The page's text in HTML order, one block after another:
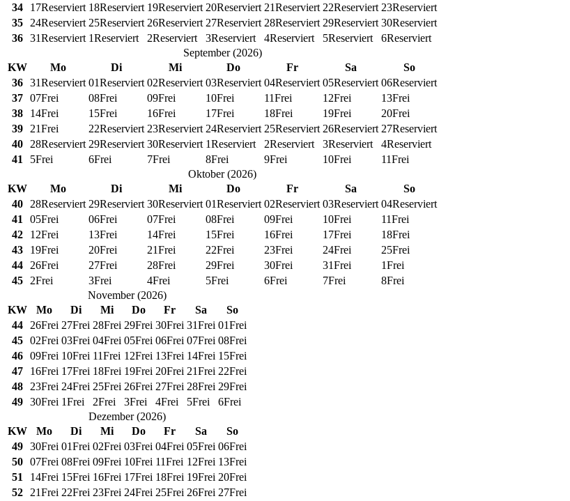
34
17Reserviert 18Reserviert 19Reserviert 20Reserviert 21Reserviert 22Reserviert 23Reserviert
35
24Reserviert 25Reserviert 26Reserviert 27Reserviert 28Reserviert 29Reserviert 30Reserviert
36 31Reserviert 1Reserviert 2Reserviert 3Reserviert 4Reserviert 5Reserviert 6Reserviert
September(2026)
KW
Mo Di Mi Do Fr Sa
So
36 31Reserviert 01Reserviert 02Reserviert 03Reserviert 04Reserviert 05Reserviert 06Reserviert
37 07Frei 08Frei 09Frei 10Frei 11Frei 12Frei 13Frei
38
14Frei 15Frei 16Frei 17Frei 18Frei 19Frei 20Frei
39
21Frei 22Reserviert 23Reserviert 24Reserviert 25Reserviert 26Reserviert 27Reserviert
40
28Reserviert 29Reserviert 30Reserviert 1Reserviert 2Reserviert 3Reserviert 4Reserviert
41
5Frei 6Frei 7Frei 8Frei 9Frei 10Frei 11Frei
Oktober(2026)
KW
Mo Di Mi Do Fr Sa
So
40
28Reserviert 29Reserviert 30Reserviert 01Reserviert 02Reserviert 03Reserviert 04Reserviert
41
05Frei 06Frei 07Frei 08Frei 09Frei 10Frei 11Frei
42
12Frei 13Frei 14Frei 15Frei 16Frei 17Frei 18Frei
43
19Frei 20Frei 21Frei 22Frei 23Frei 24Frei 25Frei
44
26Frei 27Frei 28Frei 29Frei 30Frei 31Frei 1Frei
45
2Frei 3Frei 4Frei 5Frei 6Frei 7Frei 8Frei
November(2026)
KW
Mo Di Mi Do Fr Sa
So
44
26Frei 27Frei 28Frei 29Frei 30Frei 31Frei 01Frei
45 02Frei 03Frei 04Frei 05Frei 06Frei 07Frei 08Frei
46 09Frei 10Frei 11Frei 12Frei 13Frei 14Frei 15Frei
47
16Frei 17Frei 18Frei 19Frei 20Frei 21Frei 22Frei
48
23Frei 24Frei 25Frei 26Frei 27Frei 28Frei 29Frei
49 30Frei 1Frei 2Frei 3Frei 4Frei 5Frei 6Frei
Dezember(2026)
KW
Mo Di Mi Do Fr Sa
So
49 30Frei 01Frei 02Frei 03Frei 04Frei 05Frei 06Frei
50 07Frei 08Frei 09Frei 10Frei 11Frei 12Frei 13Frei
51
14Frei 15Frei 16Frei 17Frei 18Frei 19Frei 20Frei
52
21Frei 22Frei 23Frei 24Frei 25Frei 26Frei 27Frei